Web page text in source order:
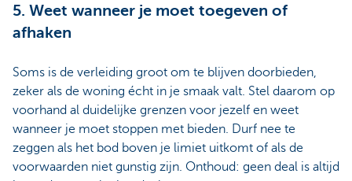
5. Weet wanneer je moet toegeven of
afhaken
Soms is de verleiding groot om te blijven doorbieden,
zeker als de woning écht in je smaak valt. Stel daarom op
voorhand al duidelijke grenzen voor jezelf en weet
wanneer je moet stoppen met bieden. Durf nee te
zeggen als het bod boven je limiet uitkomt of als de
voorwaarden niet gunstig zijn. Onthoud: geen deal is altijd